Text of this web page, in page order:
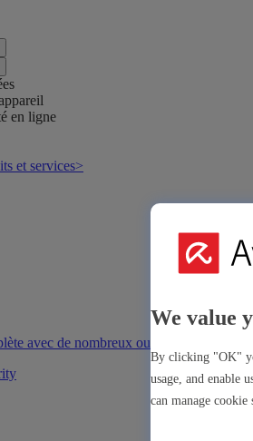
en ligne
et services>
avec de nombreux outils et applications
We value
By clicking "OK"
usage, and enable
can manage cookie